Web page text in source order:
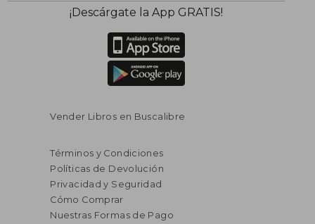
¡Descárgate la App GRATIS!
Vender Libros en Buscalibre
Términos y Condiciones
Políticas de Devolución
Privacidad y Seguridad
Cómo Comprar
Nuestras Formas de Pago